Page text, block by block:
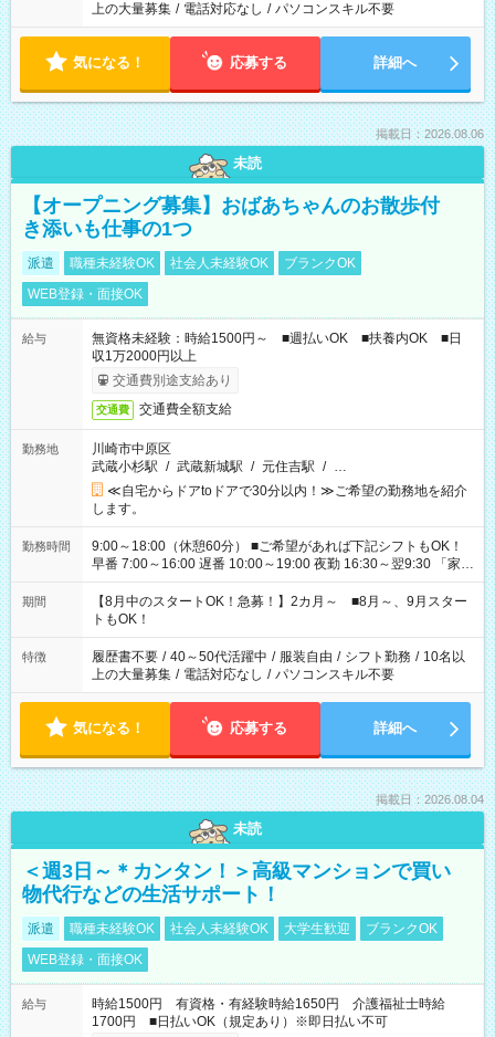
上の大量募集 / 電話対応なし / パソコンスキル不要
気になる！ 応募する 詳細へ
掲載日：2026.08.06
未読
【オープニング募集】おばあちゃんのお散歩付
き添いも仕事の1つ
派遣 職種未経験OK 社会人未経験OK
ブランクOK
WEB登録・面接OK
給与
無資格未経験：時給1500円～ ■週払いOK ■扶養内OK ■日
収1万2000円以上
交通費別途支給あり
交通費 交通費全額支給
勤務地
川崎市中原区
武蔵小杉駅 / 武蔵新城駅 / 元住吉駅 / …
≪自宅からドアtoドアで30分以内！≫ご希望の勤務地を紹介
します。
勤務時間
9:00～18:00（休憩60分） ■ご希望があれば下記シフトもOK！
早番 7:00～16:00 遅番 10:00～19:00 夜勤 16:30～翌9:30 「家族
と休みを合わせたい」 「余裕を持って夕飯の準備がしたい」
「できれば残業はしたくない」 など、ご希望を教えてください
ね。 ※Wワーク希望の方へ 今ご覧のお仕事で希望する勤務時間
と、もう1つのお仕事の勤務時間。 合計で週40時間を超える場
合は応募できません。
期間
【8月中のスタートOK！急募！】2カ月～ ■8月～、9月スター
トもOK！
特徴 履歴書不要 / 40～50代活躍中 / 服装自由 / シフト勤務 / 10名以
上の大量募集 / 電話対応なし / パソコンスキル不要
気になる！ 応募する 詳細へ
掲載日：2026.08.04
未読
＜週3日～＊カンタン！＞高級マンションで買い
物代行などの生活サポート！
派遣 職種未経験OK 社会人未経験OK 大学生歓迎
ブランクOK
WEB登録・面接OK
給与
時給1500円 有資格・有経験時給1650円 介護福祉士時給
1700円 ■日払いOK（規定あり）※即日払い不可